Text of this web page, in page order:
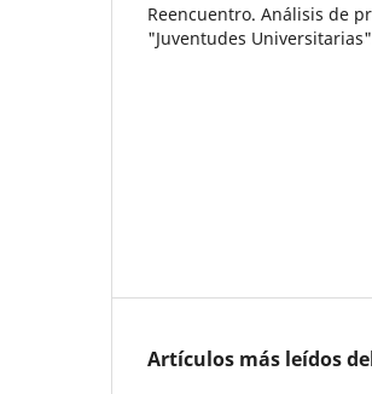
Reencuentro. Análisis de
"Juventudes
Artículos más leídos